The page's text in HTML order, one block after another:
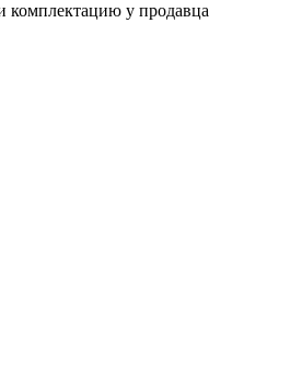
комплектацию у продавца